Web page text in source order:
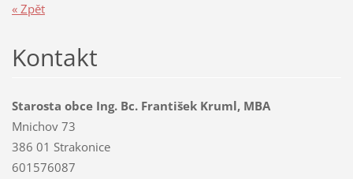
« Zpět
Kontakt
Starosta obce Ing. Bc. František Kruml, MBA
Mnichov 73
386 01 Strakonice
601576087